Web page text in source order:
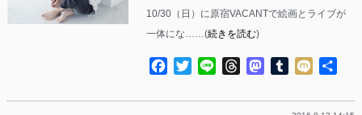
10/30（日）に原宿VACANTで絵画とライブが
一体にな……(続きを読む)
Facebook
TwitterLine ThreadsMastodon
Tumblr
Mixi